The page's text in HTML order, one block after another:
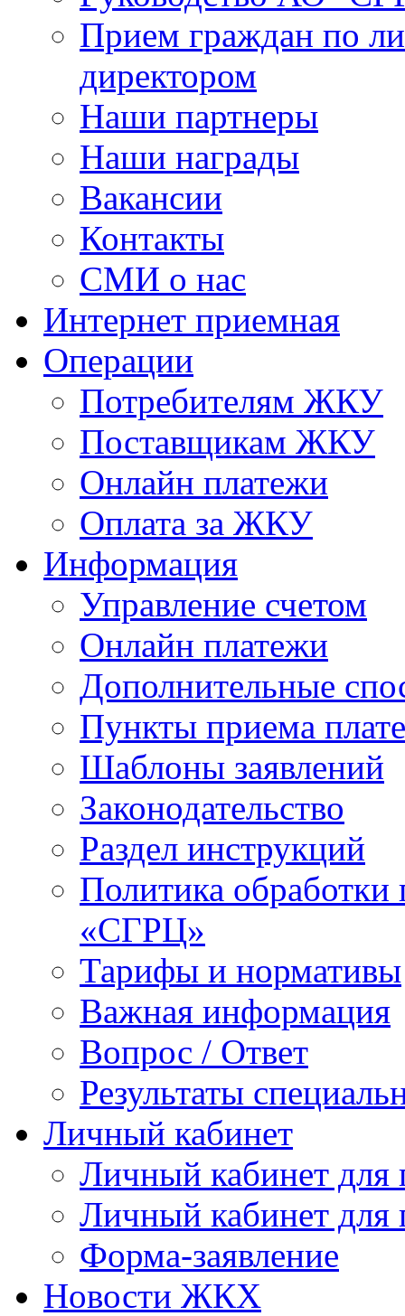
Прием граждан по
директором
Наши партнеры
Наши награды
Вакансии
Контакты
СМИ о нас
Интернет приемная
Операции
Потребителям ЖКУ
Поставщикам ЖКУ
Онлайн платежи
Оплата за ЖКУ
Информация
Управление счетом
Онлайн платежи
Дополнительные
Пункты приема
Шаблоны заявлений
Законодательство
Раздел инструкций
Политика
«СГРЦ»
Тарифы и нормативы
Важная информация
Вопрос / Ответ
Результаты
Личный кабинет
Личный кабинет
Личный кабинет
Форма-заявление
Новости ЖКХ